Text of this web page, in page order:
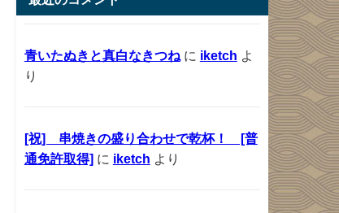
青いたぬきと真白なきつねに iketch よ
り
[祝] 串焼きの盛り合わせで乾杯！ [普
通免許取得] に iketch より